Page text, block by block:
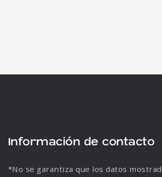
Información de contacto
*No se garantiza que los datos